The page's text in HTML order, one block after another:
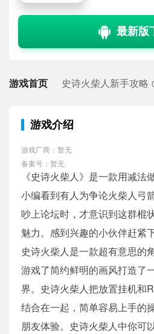
游戏首页 史诗火柴人新手攻略
游戏介绍
游戏厂商：暂无
备案号：暂无
《史诗火柴人》是一款用减法
小编看到有人为争论火柴人弓
吵上论坛时，才意识到这群棍
魅力。感到兴趣的小伙伴赶紧
史诗火柴人是一款超有意思的
游戏了简约鲜明的画风打造了
界。史诗火柴人把放置挂机和
结合在一起，简单容易上手的
朋友体验。史诗火柴人中你可